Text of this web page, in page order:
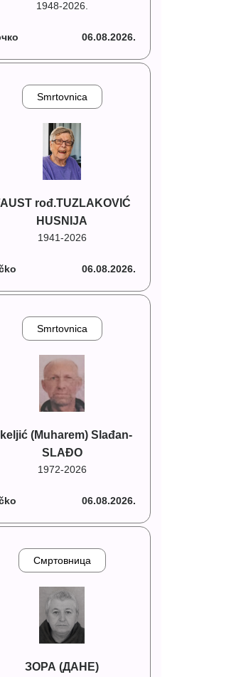
1948-2026.
06.08.2026.
Smrtovnica
rođ.TUZLAKOVIĆ
HUSNIJA
1941-2026
06.08.2026.
Smrtovnica
(Muharem) Slađan-
SLAĐO
1972-2026
06.08.2026.
Смртовница
ЗОРА (ДАНЕ)